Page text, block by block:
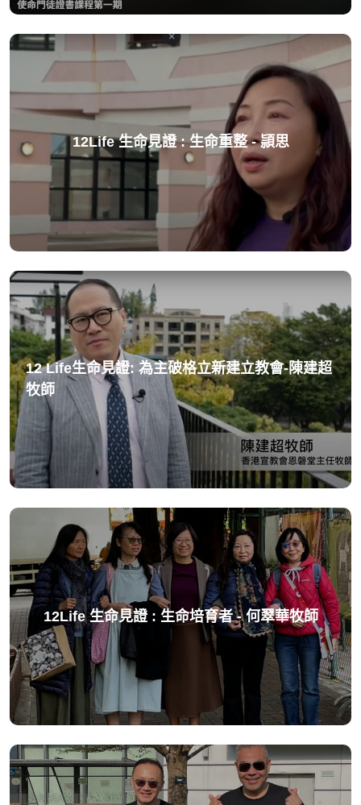
12Life 生命見證 : 生命重整 - 頴思
12 Life生命見證: 為主破格立新建立教會-陳建超
牧師
12Life 生命見證 : 生命培育者 - 何翠華牧師